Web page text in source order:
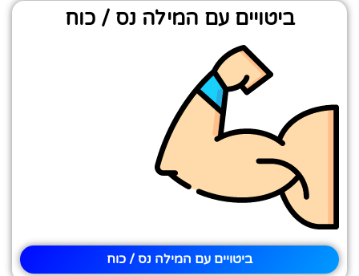
ביטויים עם המילה נס / כוח
ביטויים עם המילה נס / כוח